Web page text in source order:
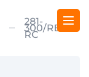
281-
300/REEL-
RC